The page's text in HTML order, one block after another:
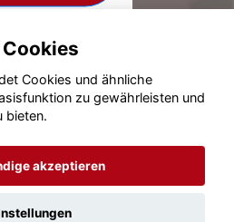
GmbH 2020 - 2026
Cookies und ähnliche
zu gewährleisten und
bieten.
akzeptieren